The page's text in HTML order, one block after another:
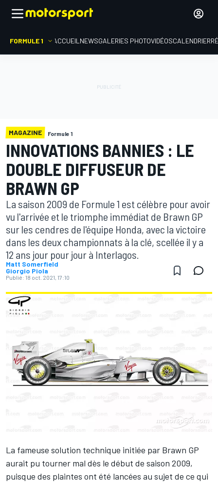
FORMULE 1 ACCUEIL NEWSGALERIES PHOTOVIDÉOSCALENDRIER
MAGAZINE Formule 1
INNOVATIONS BANNIES : LE
DOUBLE DIFFUSEUR DE
BRAWN GP
La saison 2009 de Formule 1 est célèbre pour avoir
vu l'arrivée et le triomphe immédiat de Brawn GP
sur les cendres de l'équipe Honda, avec la victoire
dans les deux championnats à la clé, scellée il y a
12 ans jour pour jour à Interlagos.
Matt Somerfield
Giorgio Piola
Publié: 18 oct. 2021, 17:10
La fameuse solution technique initiée par Brawn GP
aurait pu tourner mal dès le début de saison 2009,
puisque des plaintes ont été lancées au sujet de ce qui